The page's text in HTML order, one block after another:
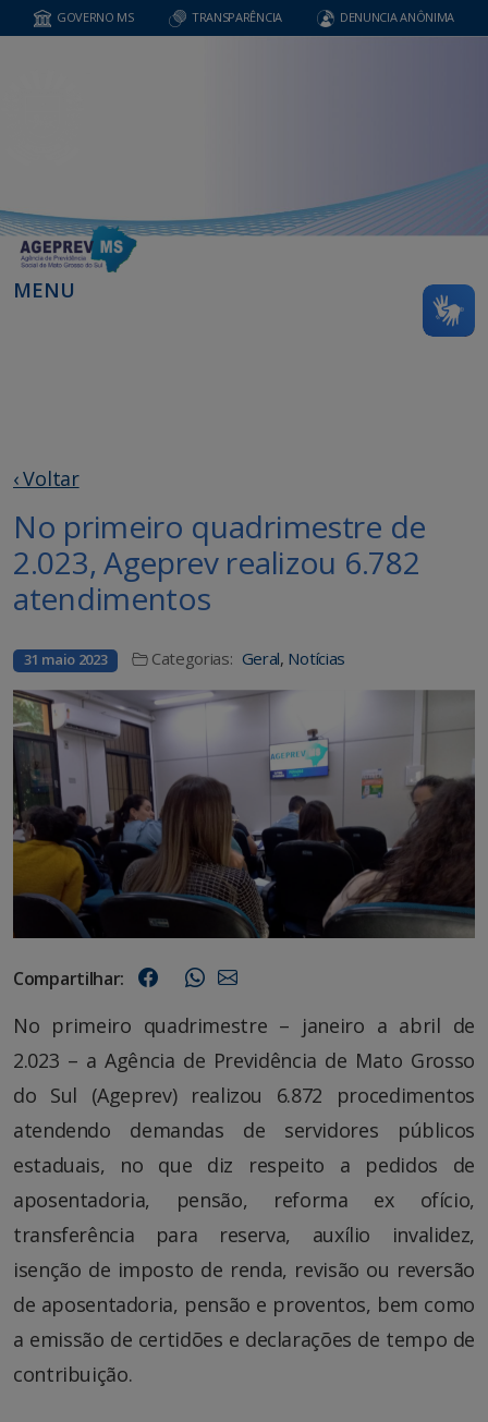
GOVERNO MS TRANSPARÊNCIA DENUNCIA ANÔNIMA
MENU
‹ Voltar
No primeiro quadrimestre de
2.023, Ageprev realizou 6.782
atendimentos
31 maio 2023 Categorias: Geral, Notícias
Compartilhar:
No primeiro quadrimestre – janeiro a abril de
2.023 – a Agência de Previdência de Mato Grosso
do Sul (Ageprev) realizou 6.872 procedimentos
atendendo demandas de servidores públicos
estaduais, no que diz respeito a pedidos de
aposentadoria, pensão, reforma ex ofício,
transferência para reserva, auxílio invalidez,
isenção de imposto de renda, revisão ou reversão
de aposentadoria, pensão e proventos, bem como
a emissão de certidões e declarações de tempo de
contribuição.